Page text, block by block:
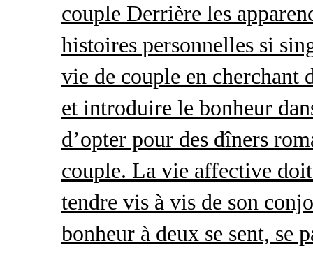
couple Derrière les
histoires personnelles si
vie de couple en cherchant
et introduire le bonheur
d’opter pour des dîners
couple. La vie affective
tendre vis à vis de son
bonheur à deux se sent, se